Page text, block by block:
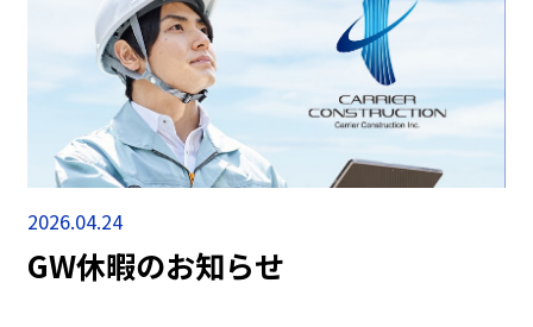
2026.04.24
GW休暇のお知らせ